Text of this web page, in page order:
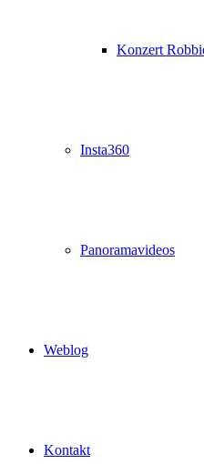
Konzert
Insta360
Panoramavideos
Weblog
Kontakt